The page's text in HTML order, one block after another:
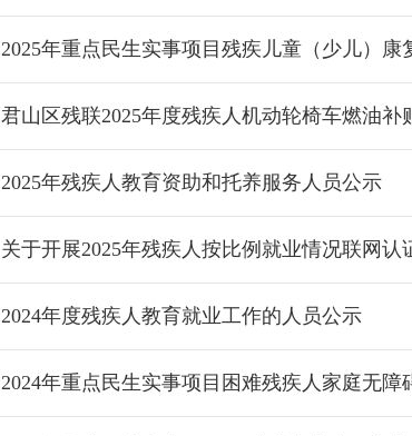
2025年重点民生实事项目残疾儿童（少儿）康
君山区残联2025年度残疾人机动轮椅车燃油补
2025年残疾人教育资助和托养服务人员公示
关于开展2025年残疾人按比例就业情况联网认
2024年度残疾人教育就业工作的人员公示